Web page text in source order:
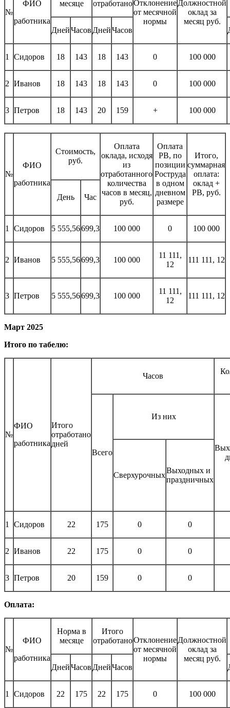
№
ФИО
работника
месяце отработаноОтклонение
от месячной
нормы
Должностной
оклад за
месяц руб.
ДнейЧасов ДнейЧасов
1 Сидоров 18 143 18 143 0 100 000
2 Иванов 18 143 18 143 0 100 000
3 Петров 18 143 20 159 + 100 000
№
ФИО
работника
Стоимость,
руб.
Оплата
оклада, исходя
из
отработанного
количества
часов в месяц,
руб.
Оплата
РВ, по
позиции
Роструда
в одном
дневном
размере
Итого,
суммарная
оплата:
оклад +
РВ, руб.
День Час
1 Сидоров 5 555,56699,3 100 000 0 100 000
2 Иванов 5 555,56699,3 100 000
11 111,
12
111 111, 12
3 Петров 5 555,56699,3 100 000
11 111,
12
111 111, 12
Март 2025
Итого по табелю:
№
ФИО
работника
Итого
отработано
дней
Часов
Всего
Из них
Сверхурочных
Выходных и
праздничных
1 Сидоров 22 175 0 0
2 Иванов 22 175 0 0
3 Петров 20 159 0 0
Оплата:
№
ФИО
работника
Норма в
месяце
Итого
отработаноОтклонение
от месячной
нормы
Должностной
оклад за
месяц руб.
ДнейЧасов ДнейЧасов
1 Сидоров 22 175 22 175 0 100 000